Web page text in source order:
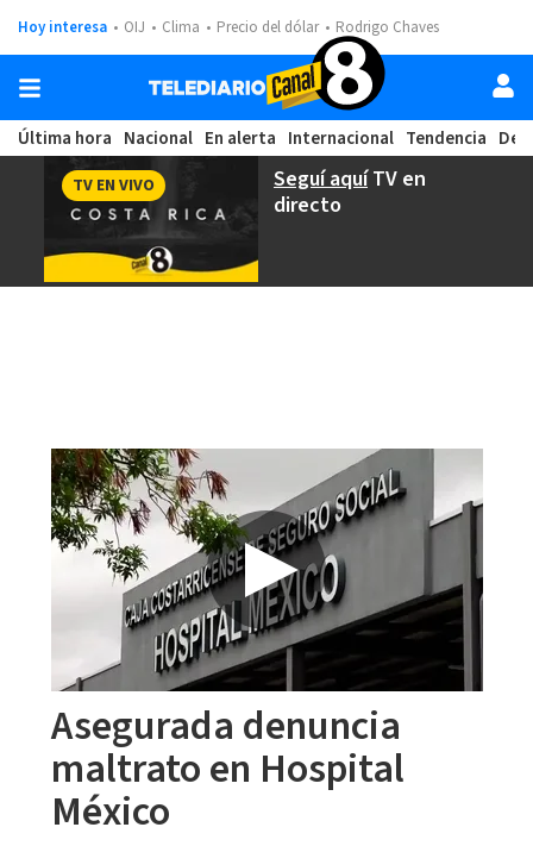
Hoy interesa OIJ Clima Precio del dólar Rodrigo Chaves
Última hora Nacional En alerta Internacional Tendencia
Seguí aquíTV en
directo
TV EN VIVO
Asegurada denuncia
maltrato en Hospital
México